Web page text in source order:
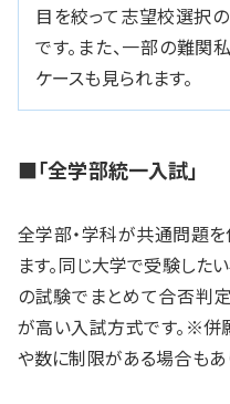
目を絞って志望校選択
です。また、一部の難
ケースも見られます。
■「全学部統一入試」
全学部・学科が共通問題
ます。同じ大学で受験した
の試験でまとめて合否判
が高い入試方式です。※併
や数に制限がある場合もあ